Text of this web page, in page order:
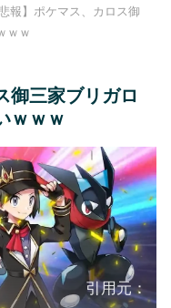
悲報】ポケマス、カロス御
ｗｗ
御三家ブリガロ
ｗｗｗ
引用元：